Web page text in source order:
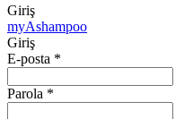
Giriş
myAshampoo
Giriş
E-posta *
Parola *